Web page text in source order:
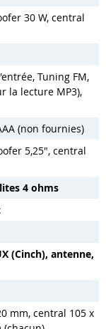
30 W, central
Tuning FM,
la lecture MP3),
(non fournies)
5,25", central
4 ohms
(Cinch), antenne,
mm, central 105 x